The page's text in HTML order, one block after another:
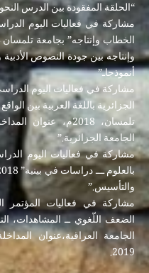
“الحلقة المفقودة بين الدرس
مشاركة في فعاليات اليوم
وإنتاجه بين جودة النصوص الأدبية
أنموذجاـ”
مشاركة في فعاليات اليوم
الجزائرية باللغة العربية بين
تلمسان، 2018م،
الجامعة الجزائرية.”
مشاركة في فعاليات اليوم
والتأسيس.”
مشاركة في فعاليات المؤتمر
الضعف اللّغوي ــ المشاهدات،
الجامعة العراقية،عنوان
2019.